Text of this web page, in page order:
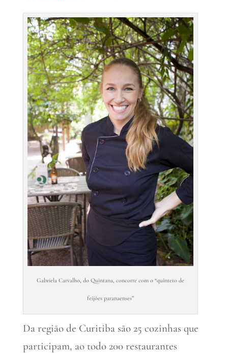
Gabriela Carvalho, do Quintana, concorre com o “quinteto de
feijões paranaenses”
Da região de Curitiba são 25 cozinhas que
participam, ao todo 200 restaurantes